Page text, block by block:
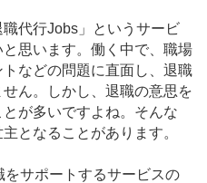
代行Jobs」というサービ
思います。働く中で、職場
などの問題に直面し、退職
ん。しかし、退職の意思を
が多いですよね。そんな
となることがあります。
サポートするサービスの